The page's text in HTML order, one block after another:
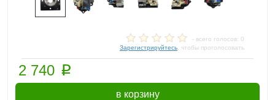
- всего голосов: 0
Зарегистрируйтесь , чтобы проголосовать
2 740 p
в корзину